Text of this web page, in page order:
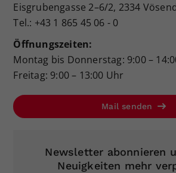
Eisgrubengasse 2–6/2, 2334
Tel.: +43 1 865 45 06 - 0
Öffnungszeiten:
Montag bis Donnerstag: 9:00 –
Freitag: 9:00 – 13:00 Uhr
Mail senden
Newsletter abonnieren
Neuigkeiten mehr